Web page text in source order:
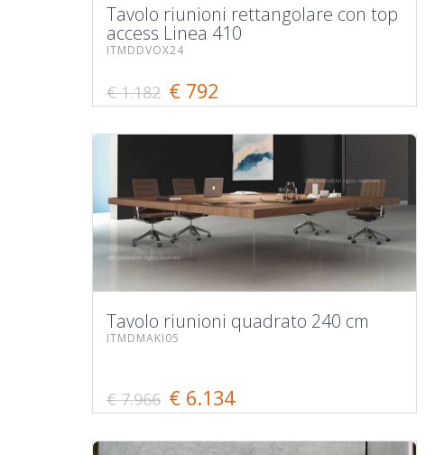
Tavolo riunioni rettangolare con top
access Linea 410
ITMDDVOX24
€ 1.182 € 792
Tavolo riunioni quadrato 240 cm
ITMDMAKI05
€ 7.966 € 6.134